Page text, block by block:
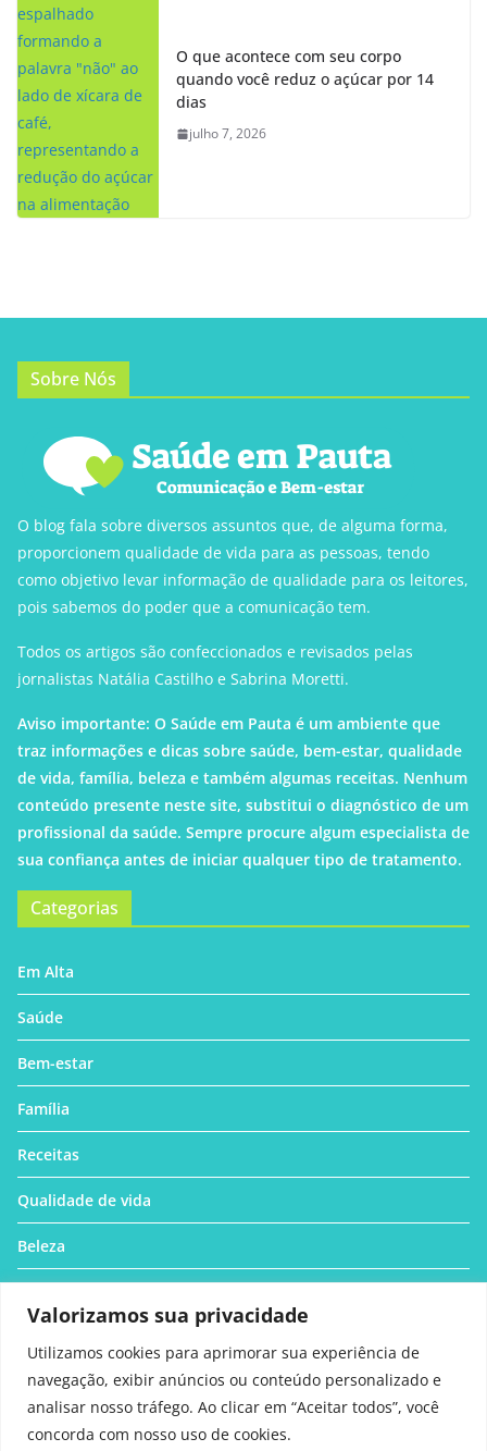
Valorizamos sua privacidade
Utilizamos cookies para aprimorar sua experiência de
navegação, exibir anúncios ou conteúdo personalizado e
analisar nosso tráfego. Ao clicar em “Aceitar todos”, você
concorda com nosso uso de cookies.
O que acontece com seu corpo
quando você reduz o açúcar por 14
dias
julho 7, 2026
Sobre Nós
O blog fala sobre diversos assuntos que, de alguma forma,
proporcionem qualidade de vida para as pessoas, tendo
como objetivo levar informação de qualidade para os leitores,
pois sabemos do poder que a comunicação tem.
Todos os artigos são confeccionados e revisados pelas
jornalistas Natália Castilho e Sabrina Moretti.
Aviso importante: O Saúde em Pauta é um ambiente que
traz informações e dicas sobre saúde, bem-estar, qualidade
de vida, família, beleza e também algumas receitas. Nenhum
conteúdo presente neste site, substitui o diagnóstico de um
profissional da saúde. Sempre procure algum especialista de
sua confiança antes de iniciar qualquer tipo de tratamento.
Categorias
Em Alta
Saúde
Bem-estar
Família
Receitas
Qualidade de vida
Beleza
Institucional
Política Privacidade